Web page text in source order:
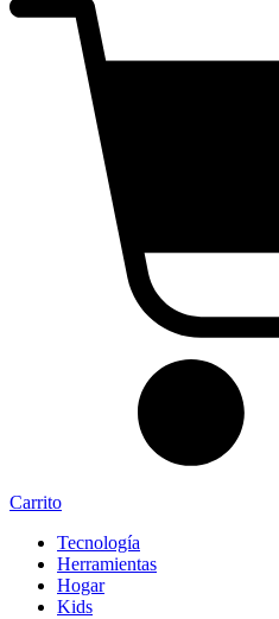
Carrito
Tecnología
Herramientas
Hogar
Kids